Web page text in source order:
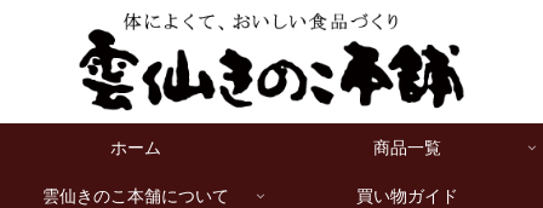
ホーム 商品一覧
雲仙きのこ本舗について 買い物ガイド